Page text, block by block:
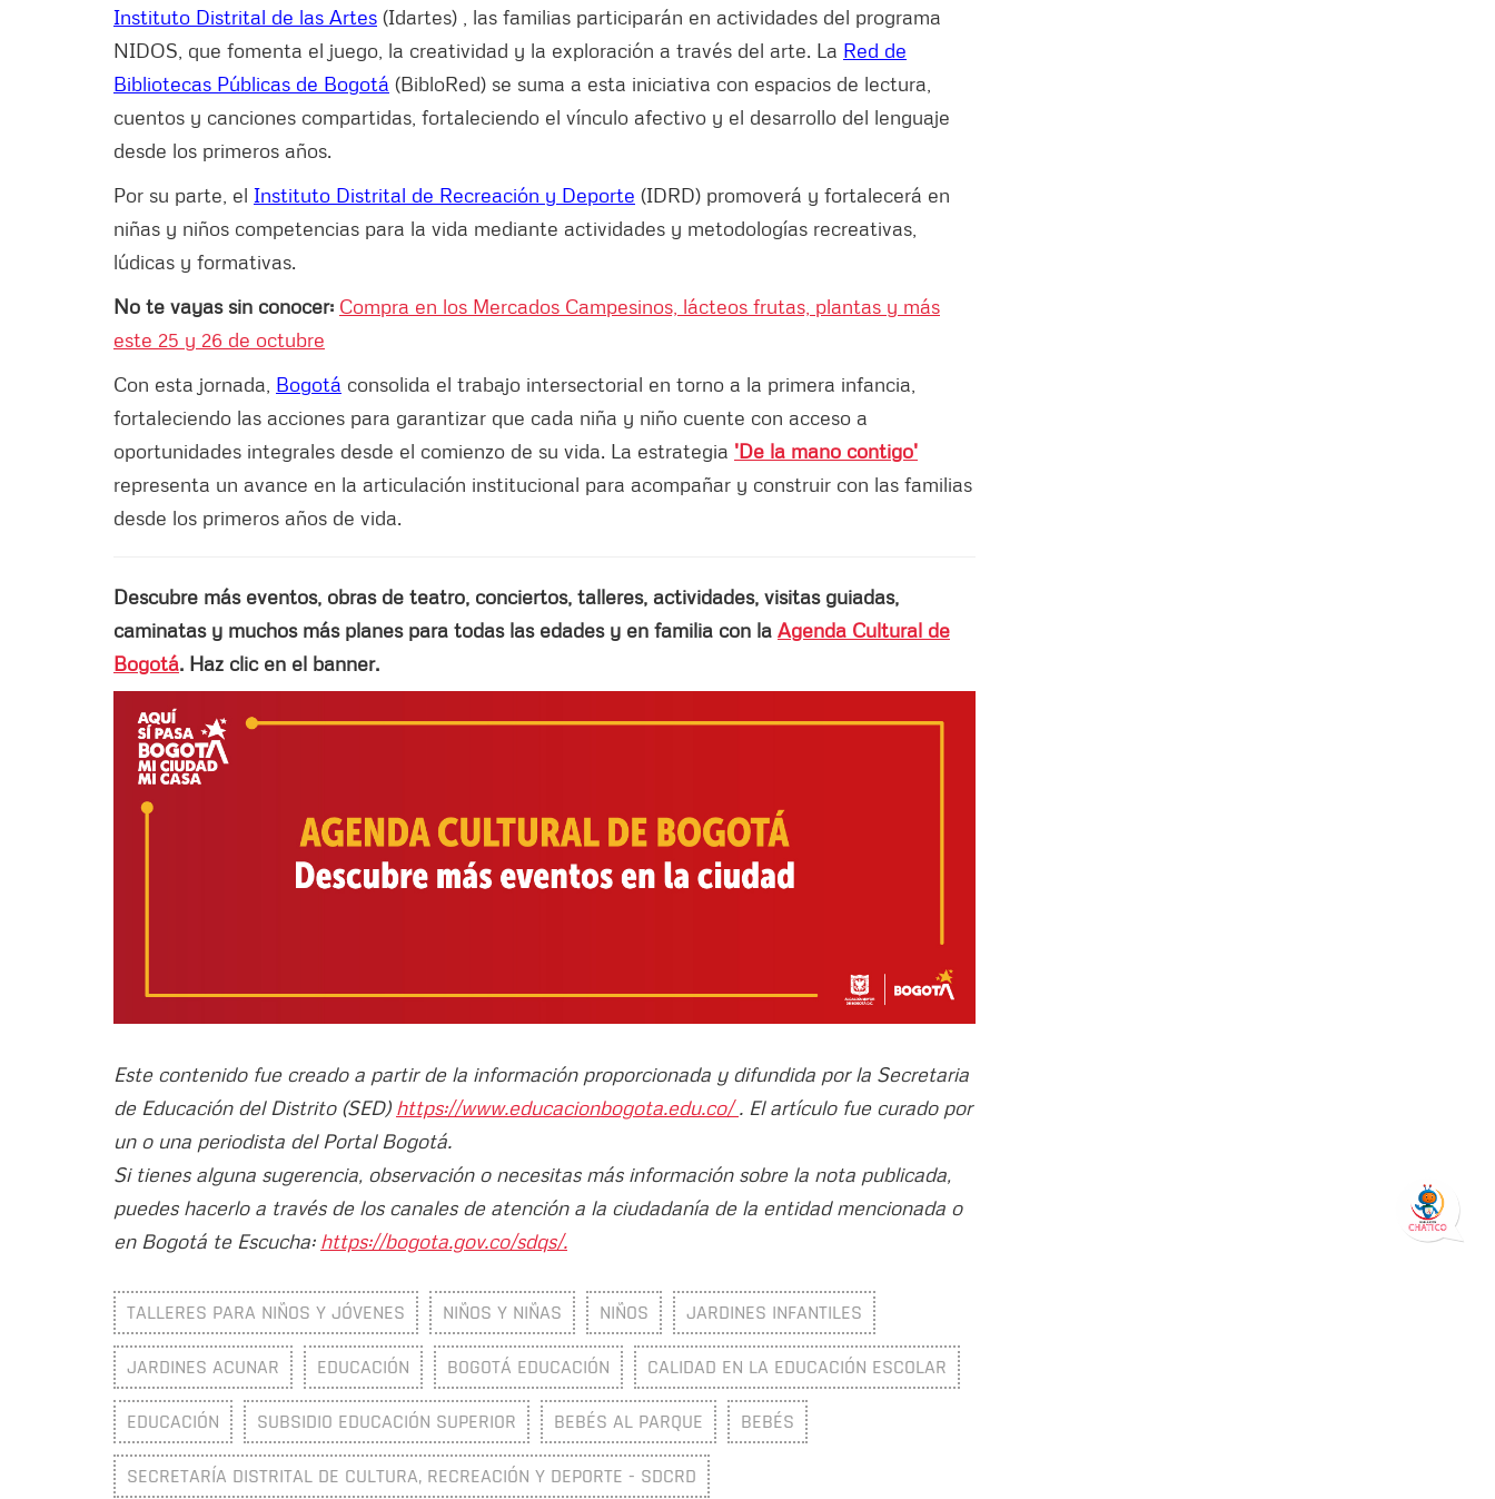
Instituto Distrital de las Artes (Idartes) , las familias participarán en actividades del programa
NIDOS, que fomenta el juego, la creatividad y la exploración a través del arte. La Red de
Bibliotecas Públicas de Bogotá (BibloRed) se suma a esta iniciativa con espacios de lectura,
cuentos y canciones compartidas, fortaleciendo el vínculo afectivo y el desarrollo del lenguaje
desde los primeros años.
Por su parte, el Instituto Distrital de Recreación y Deporte (IDRD) promoverá y fortalecerá en
niñas y niños competencias para la vida mediante actividades y metodologías recreativas,
lúdicas y formativas.
No te vayas sin conocer: Compra en los Mercados Campesinos, lácteos frutas, plantas y más
este 25 y 26 de octubre
Con esta jornada, Bogotá consolida el trabajo intersectorial en torno a la primera infancia,
fortaleciendo las acciones para garantizar que cada niña y niño cuente con acceso a
oportunidades integrales desde el comienzo de su vida. La estrategia 'De la mano contigo'
representa un avance en la articulación institucional para acompañar y construir con las familias
desde los primeros años de vida.
Descubre más eventos, obras de teatro, conciertos, talleres, actividades, visitas guiadas,
caminatas y muchos más planes para todas las edades y en familia con la Agenda Cultural de
Bogotá. Haz clic en el banner.
Este contenido fue creado a partir de la información proporcionada y difundida por la Secretaria
de Educación del Distrito (SED) https://www.educacionbogota.edu.co/. El artículo fue curado por
un o una periodista del Portal Bogotá.
Si tienes alguna sugerencia, observación o necesitas más información sobre la nota publicada,
puedes hacerlo a través de los canales de atención a la ciudadanía de la entidad mencionada o
en Bogotá te Escucha: https://bogota.gov.co/sdqs/.
TALLERES PARA NIÑOS Y JÓVENES NIÑOS Y NIÑAS NIÑOS JARDINES INFANTILES
JARDINES ACUNAR EDUCACIÓN BOGOTÁ EDUCACIÓN CALIDAD EN LA EDUCACIÓN ESCOLAR
EDUCACIÓN SUBSIDIO EDUCACIÓN SUPERIOR BEBÉS AL PARQUE BEBÉS
SECRETARÍA DISTRITAL DE CULTURA, RECREACIÓN Y DEPORTE - SDCRD